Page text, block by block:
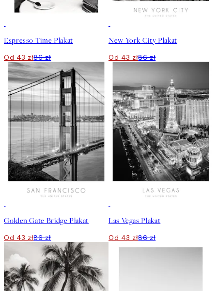
Espresso Time Plakat
Od 43 zł86 zł
New York City Plakat
Od 43 zł86 zł
Golden Gate Bridge Plakat
Od 43 zł86 zł
Las Vegas Plakat
Od 43 zł86 zł